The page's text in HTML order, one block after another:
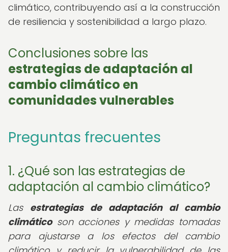
climático, contribuyendo así a la construcción
de resiliencia y sostenibilidad a largo plazo.
Conclusiones sobre las
estrategias de adaptación al
cambio climático en
comunidades vulnerables
Preguntas frecuentes
1. ¿Qué son las estrategias de
adaptación al cambio climático?
Las estrategias de adaptación al cambio
climáticoson acciones y medidas tomadas
para ajustarse a los efectos del cambio